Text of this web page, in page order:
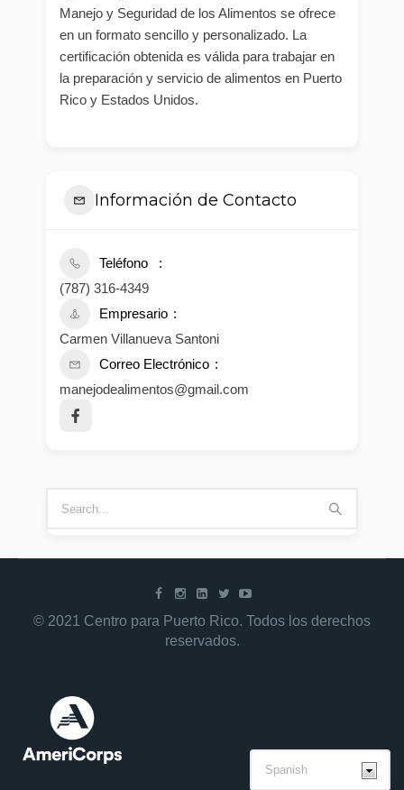
Manejo y Seguridad de los Alimentos se ofrece
en un formato sencillo y personalizado. La
certificación obtenida es válida para trabajar en
la preparación y servicio de alimentos en Puerto
Rico y Estados Unidos.
Información de Contacto
Teléfono
(787) 316-4349
Empresario
Carmen Villanueva Santoni
Correo Electrónico
manejodealimentos@gmail.com
© 2021 Centro para Puerto Rico. Todos los derechos
reservados.